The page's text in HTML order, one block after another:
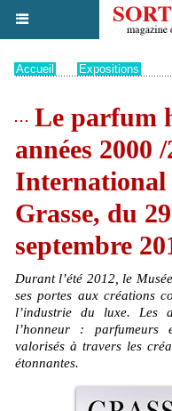
Accueil Expositions
Le parfum
années 2000
International
Grasse, du
septembre
Durant l’été 2012, le
ses portes aux créations
l’industrie du luxe. Les
l’honneur : parfumeurs
valorisés à travers les
étonnantes.